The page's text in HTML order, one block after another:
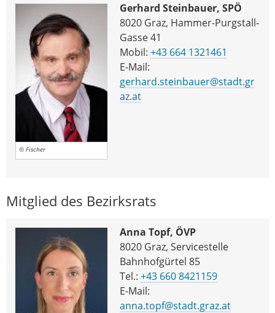
© Fischer
Gerhard Steinbauer, SPÖ
8020 Graz, Hammer-Purgstall-
Gasse 41
Mobil: +43 664 1321461
E-Mail:
gerhard.steinbauer@stadt.gr
az.at
Mitglied des Bezirksrats
Anna Topf, ÖVP
8020 Graz, Servicestelle
Bahnhofgürtel 85
Tel.: +43 660 8421159
E-Mail:
anna.topf@stadt.graz.at